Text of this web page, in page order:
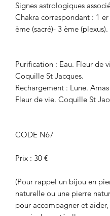
Signes astrologiques
Chakra correspondant : 1 er
ème (sacré)- 3 ème (plexus).
Purification : Eau. Fleur de
Coquille St Jacques.
Rechargement : Lune.
Fleur de vie. Coquille St
CODE N67
Prix : 30 €
(Pour rappel un bijou en
naturelle ou une pierre
pour accompagner et aider,